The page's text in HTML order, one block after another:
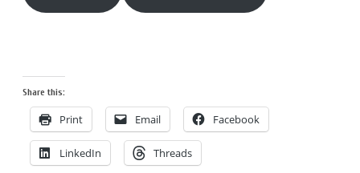
Share this:
Print Email Facebook
LinkedIn Threads